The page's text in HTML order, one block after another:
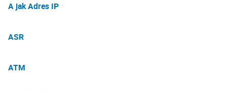
A jak Adres IP
ASR
ATM